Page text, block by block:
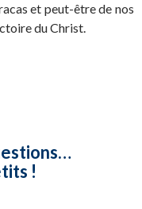
et peut-être de nos
du Christ.
!